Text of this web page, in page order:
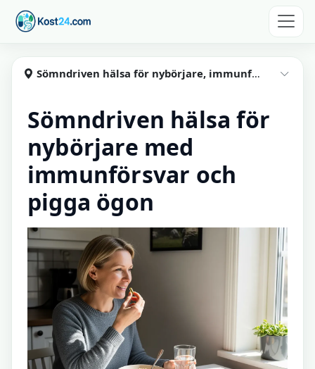
Hoppa till huvudinnehåll
Kost24
Sömndriven hälsa för nybörjare, immunförsvar och pigga ögon
Sömndriven hälsa för
nybörjare med
immunförsvar och
pigga ögon